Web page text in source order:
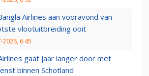
Airlines aan vooravond van
vlootuitbreiding ooit
2026, 6:45
gaat jaar langer door met
binnen Schotland